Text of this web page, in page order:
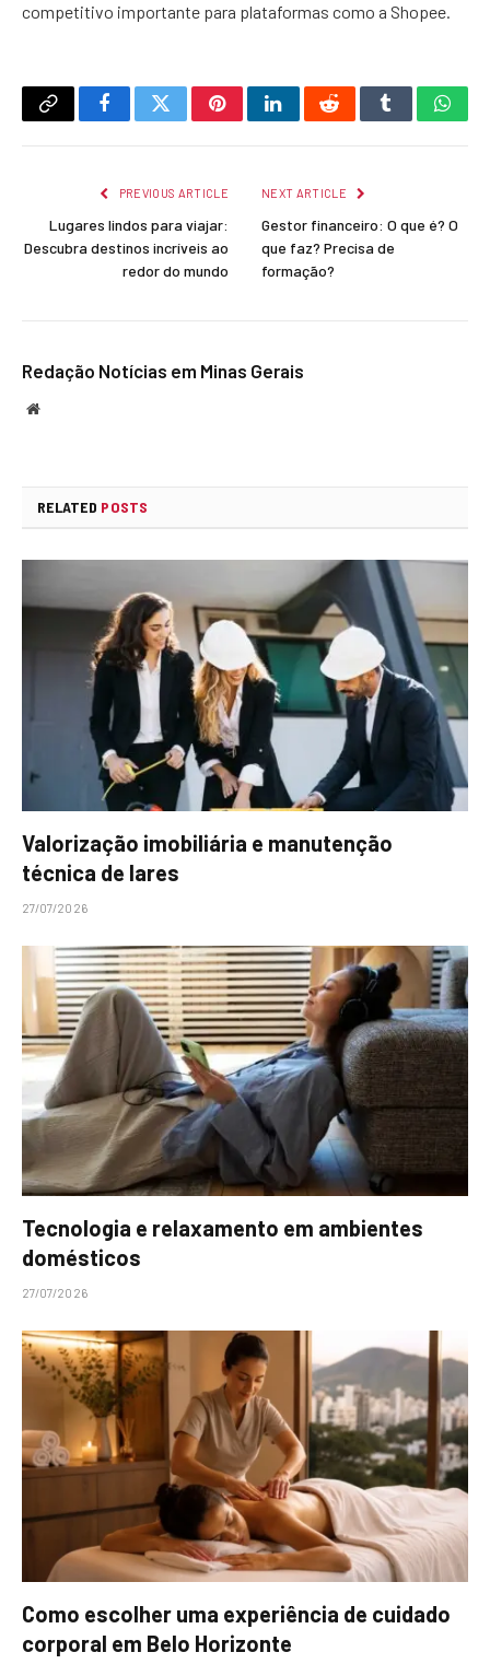
competitivo importante para plataformas como a Shopee.
Copy
FacebookTwitterPinterestLinkedInRedditTumblr
PREVIOUS ARTICLE
Lugares lindos para viajar:
Descubra destinos incríveis ao
redor do mundo
NEXT ARTICLE
Gestor financeiro: O que é? O
que faz? Precisa de
formação?
Redação Notícias em Minas Gerais
Website
RELATED POSTS
Valorização imobiliária e manutenção
técnica de lares
27/07/2026
Tecnologia e relaxamento em ambientes
domésticos
27/07/2026
Como escolher uma experiência de cuidado
corporal em Belo Horizonte